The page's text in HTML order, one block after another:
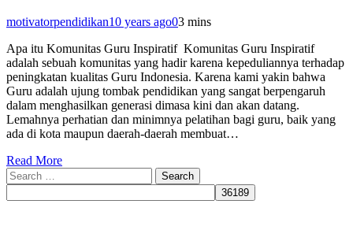
motivatorpendidikan10 years ago03 mins
Apa itu Komunitas Guru Inspiratif Komunitas Guru Inspiratif
adalah sebuah komunitas yang hadir karena kepeduliannya terhadap
peningkatan kualitas Guru Indonesia. Karena kami yakin bahwa
Guru adalah ujung tombak pendidikan yang sangat berpengaruh
dalam menghasilkan generasi dimasa kini dan akan datang.
Lemahnya perhatian dan minimnya pelatihan bagi guru, baik yang
ada di kota maupun daerah-daerah membuat…
Read More
Search
for: